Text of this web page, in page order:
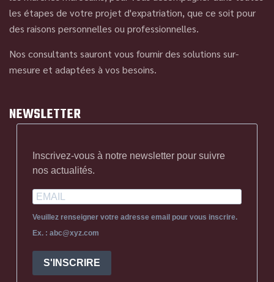
les étapes de votre projet d'expatriation, que ce soit pour
des raisons personnelles ou professionnelles.
Nos consultants sauront vous fournir des solutions sur-
mesure et adaptées à vos besoins.
NEWSLETTER
Inscrivez-vous à notre newsletter pour suivre
nos actualités.
Veuillez renseigner votre adresse email pour vous inscrire.
Ex. : abc@xyz.com
S'INSCRIRE